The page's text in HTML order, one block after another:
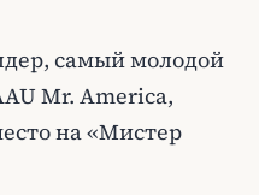
самый молодой
Mr. America,
на «Мистер